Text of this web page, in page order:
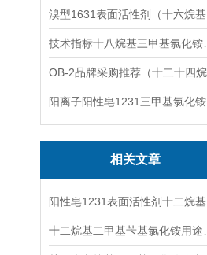
阳离子阳性皂1231三甲基氯化铵
相关文章